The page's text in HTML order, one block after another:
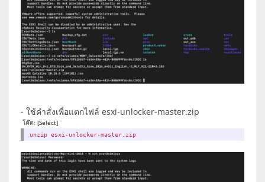
- ใช้คำสั่งเพื่อแตกไฟล์ esxi-unlocker-master.zip
โค๊ด: [Select]
unzip esxi-unlocker-master.zip